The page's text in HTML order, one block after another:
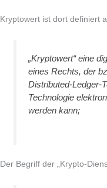
Kryptowert ist dort definiert
„Kryptowert“ eine
eines Rechts, der
Distributed-Ledger-
Technologie
werden kann;
Der Begriff der „Krypto-